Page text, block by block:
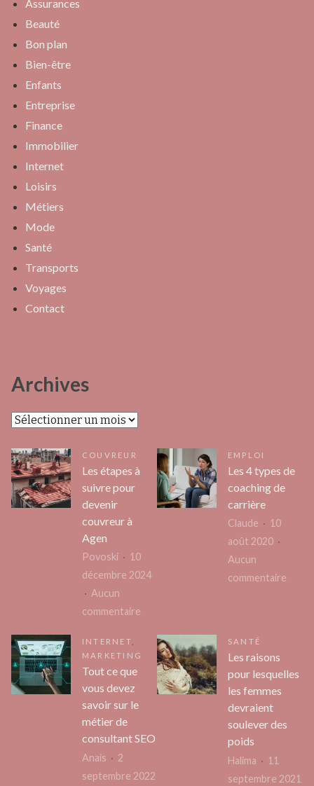
Assurances
Beauté
Bon plan
Bien-être
Enfants
Entreprise
Finance
Immobilier
Internet
Loisirs
Métiers
Mode
Santé
Transports
Voyages
Contact
Archives
Archives
COUVREUR
Les étapes à
suivre pour
devenir
couvreur à
Agen
Povoski
10
décembre 2024
Aucun
commentaire
étapes
suivre
couvreur
Agen
EMPLOI
Les 4 types de
coaching de
carrière
Claude
10
août 2020
Aucun
commentaire
INTERNET
MARKETING
Tout ce que
vous devez
savoir sur le
métier de
consultant SEO
Anais
2
septembre 2022
SANTÉ
Les raisons
pour lesquelles
les femmes
devraient
soulever des
poids
Halima
11
septembre 2021